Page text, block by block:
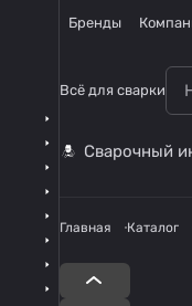
Бренды
Всё для сварки
Сварочный
Главная Каталог